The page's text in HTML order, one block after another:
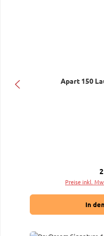
Apart 150
Preise inkl.
In